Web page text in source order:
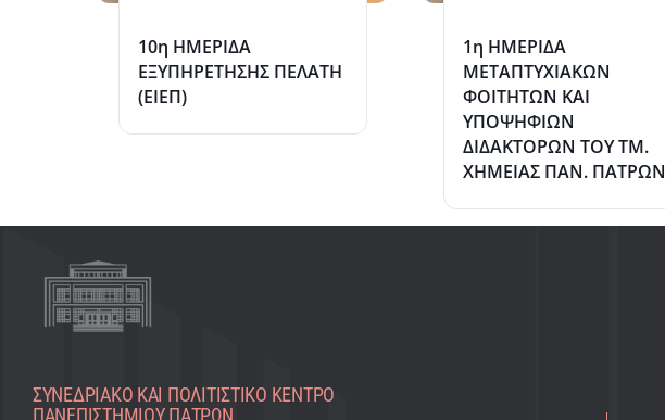
10η ΗΜΕΡΙΔΑ
ΕΞΥΠΗΡΕΤΗΣΗΣ ΠΕΛΑΤΗ
(ΕΙΕΠ)
1η ΗΜΕΡΙΔΑ
ΜΕΤΑΠΤΥΧΙΑΚΩΝ
ΦΟΙΤΗΤΩΝ ΚΑΙ
ΥΠΟΨΗΦΙΩΝ
ΔΙΔΑΚΤΟΡΩΝ ΤΟΥ ΤΜ.
ΧΗΜΕΙΑΣ ΠΑΝ. ΠΑΤΡΩΝ
ΣΥΝΕΔΡΙΑΚΌ ΚΑΙ ΠΟΛΙΤΙΣΤΙΚΌ KΈΝΤΡΟ
ΠΑΝΕΠΙΣΤΗΜΊΟΥ ΠΑΤΡΏΝ